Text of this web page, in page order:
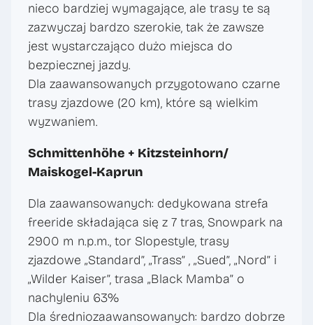
nieco bardziej wymagające, ale trasy te są
zazwyczaj bardzo szerokie, tak że zawsze
jest wystarczająco dużo miejsca do
bezpiecznej jazdy.
Dla zaawansowanych przygotowano czarne
trasy zjazdowe (20 km), które są wielkim
wyzwaniem.
Schmittenhöhe + Kitzsteinhorn/
Maiskogel-Kaprun
Dla zaawansowanych: dedykowana strefa
freeride składająca się z 7 tras, Snowpark na
2900 m n.p.m., tor Slopestyle, trasy
zjazdowe „Standard”, „Trass” , „Sued”, „Nord” i
„Wilder Kaiser”, trasa „Black Mamba” o
nachyleniu 63%
Dla średniozaawansowanych: bardzo dobrze